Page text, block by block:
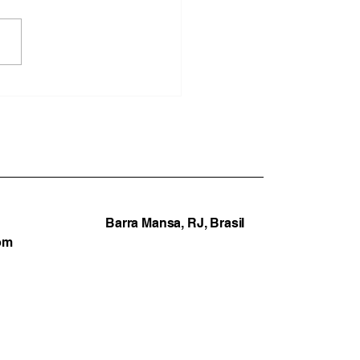
Barra Mansa, RJ, Brasil